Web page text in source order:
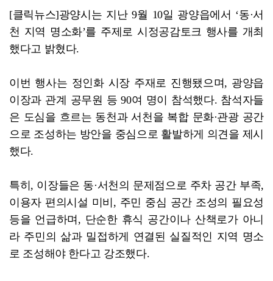
[클릭뉴스]광양시는 지난 9월 10일 광양읍에서 ‘동·서
천 지역 명소화’를 주제로 시정공감토크 행사를 개최
했다고 밝혔다.
이번 행사는 정인화 시장 주재로 진행됐으며, 광양읍
이장과 관계 공무원 등 90여 명이 참석했다. 참석자들
은 도심을 흐르는 동천과 서천을 복합 문화·관광 공간
으로 조성하는 방안을 중심으로 활발하게 의견을 제시
했다.
특히, 이장들은 동·서천의 문제점으로 주차 공간 부족,
이용자 편의시설 미비, 주민 중심 공간 조성의 필요성
등을 언급하며, 단순한 휴식 공간이나 산책로가 아니
라 주민의 삶과 밀접하게 연결된 실질적인 지역 명소
로 조성해야 한다고 강조했다.